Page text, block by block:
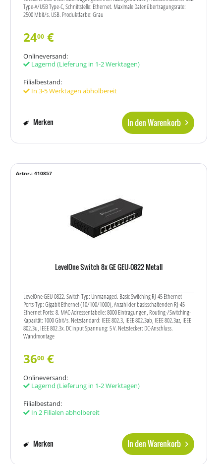
Type-A/USB Type-C, Schnittstelle: Ethernet. Maximale Datenübertragungsrate:
2500 Mbit/s. USB. Produktfarbe: Grau
2400 €
Onlineversand:
Lagernd (Lieferung in 1-2 Werktagen)
Filialbestand:
In 3-5 Werktagen abholbereit
In den Warenkorb
Merken
LevelOne Switch 8x GE GEU-0822 Metall
LevelOne GEU-0822. Switch-Typ: Unmanaged. Basic Switching RJ-45 Ethernet
Ports-Typ: Gigabit Ethernet (10/100/1000), Anzahl der basisschaltenden RJ-45
Ethernet Ports: 8. MAC-Adressentabelle: 8000 Eintragungen, Routing-/Switching-
Kapazität: 1000 Gbit/s. Netzstandard: IEEE 802.3, IEEE 802.3ab, IEEE 802.3az, IEEE
802.3u, IEEE 802.3x. DC input Spannung: 5 V. Netzstecker: DC-Anschluss.
Wandmontage
Artnr.: 410857
3600 €
Onlineversand:
Lagernd (Lieferung in 1-2 Werktagen)
Filialbestand:
In 2 Filialen abholbereit
In den Warenkorb
Merken